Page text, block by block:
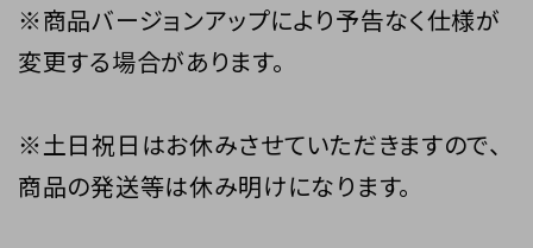
※商品バージョンアップにより予告なく仕様が
変更する場合があります。
※土日祝日はお休みさせていただきますので、
商品の発送等は休み明けになります。